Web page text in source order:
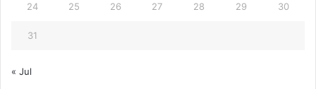
24 25 26 27 28 29 30
31
« Jul